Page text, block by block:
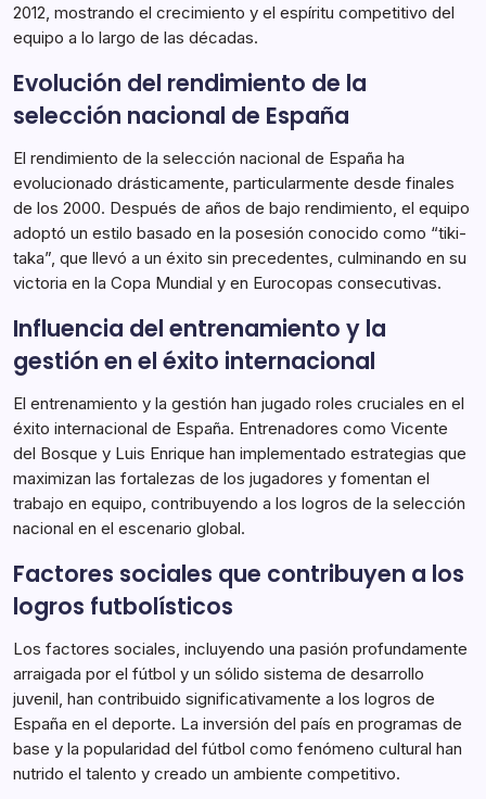
2012, mostrando el crecimiento y el espíritu competitivo del
equipo a lo largo de las décadas.
Evolución del rendimiento de la
selección nacional de España
El rendimiento de la selección nacional de España ha
evolucionado drásticamente, particularmente desde finales
de los 2000. Después de años de bajo rendimiento, el equipo
adoptó un estilo basado en la posesión conocido como “tiki-
taka”, que llevó a un éxito sin precedentes, culminando en su
victoria en la Copa Mundial y en Eurocopas consecutivas.
Influencia del entrenamiento y la
gestión en el éxito internacional
El entrenamiento y la gestión han jugado roles cruciales en el
éxito internacional de España. Entrenadores como Vicente
del Bosque y Luis Enrique han implementado estrategias que
maximizan las fortalezas de los jugadores y fomentan el
trabajo en equipo, contribuyendo a los logros de la selección
nacional en el escenario global.
Factores sociales que contribuyen a los
logros futbolísticos
Los factores sociales, incluyendo una pasión profundamente
arraigada por el fútbol y un sólido sistema de desarrollo
juvenil, han contribuido significativamente a los logros de
España en el deporte. La inversión del país en programas de
base y la popularidad del fútbol como fenómeno cultural han
nutrido el talento y creado un ambiente competitivo.